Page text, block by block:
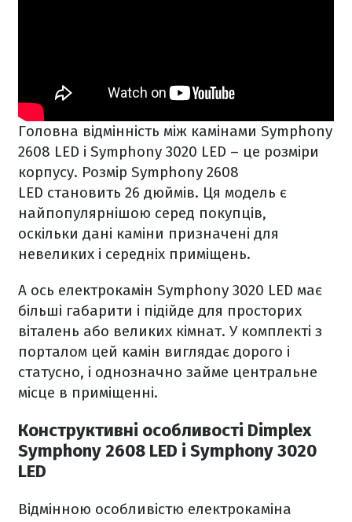
Головна відмінність між камінами Symphony
2608 LED і Symphony 3020 LED – це розміри
корпусу. Розмір Symphony 2608
LED становить 26 дюймів. Ця модель є
найпопулярнішою серед покупців,
оскільки дані каміни призначені для
невеликих і середніх приміщень.
А ось електрокамін Symphony 3020 LED має
більші габарити і підійде для просторих
віталень або великих кімнат. У комплекті з
порталом цей камін виглядає дорого і
статусно, і однозначно займе центральне
місце в приміщенні.
Конструктивні особливості Dimplex
Symphony 2608 LED і Symphony 3020
LED
Відмінною особливістю електрокаміна